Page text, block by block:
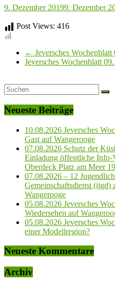
9. Dezember 20199. Dezember
Post Views: 416
← Jeversches
Jeversches Wochenblatt
Neueste Beiträge
10.08.2026 Jeversches
Gast auf Wangerooge
07.08.2026 Schutz der
Einladung öffentliche Info-
Oberdeck Platz am Meer
07.08.2026 – 12
Gemeinschaftsdienst (ijgd)
Wangerooge
05.08.2026 Jeversches
Wiedersehen auf
05.08.2026 Jeversches
einer Modellregion?
Neueste Kommentare
Archiv